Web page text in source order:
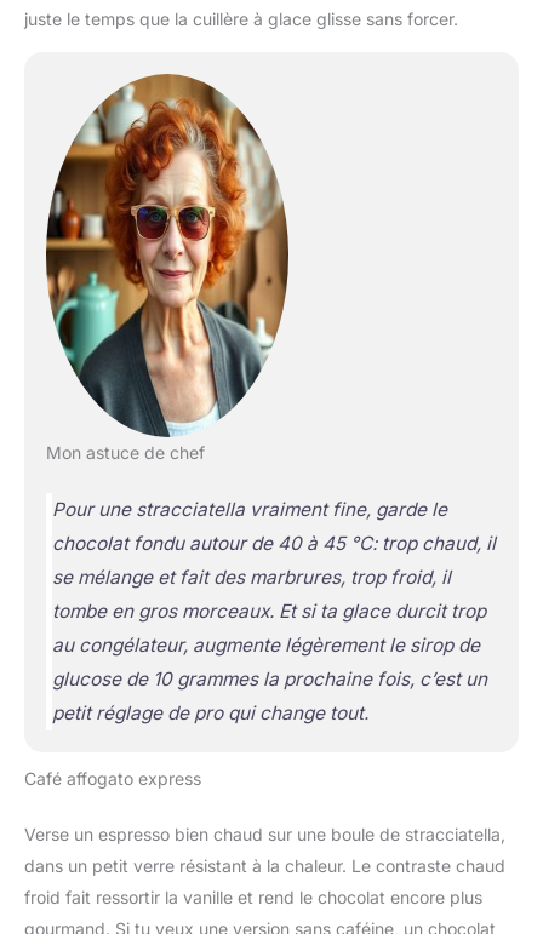
juste le temps que la cuillère à glace glisse sans forcer.
Mon astuce de chef
Pour une stracciatella vraiment fine, garde le
chocolat fondu autour de 40 à 45 °C: trop chaud, il
se mélange et fait des marbrures, trop froid, il
tombe en gros morceaux. Et si ta glace durcit trop
au congélateur, augmente légèrement le sirop de
glucose de 10 grammes la prochaine fois, c’est un
petit réglage de pro qui change tout.
Café affogato express
Verse un espresso bien chaud sur une boule de stracciatella,
dans un petit verre résistant à la chaleur. Le contraste chaud
froid fait ressortir la vanille et rend le chocolat encore plus
gourmand. Si tu veux une version sans caféine, un chocolat